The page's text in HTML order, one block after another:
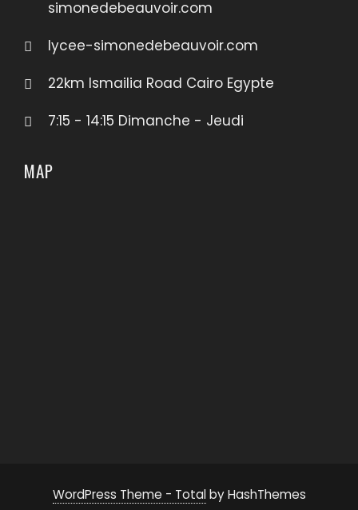
simonedebeauvoir.com
lycee-simonedebeauvoir.com
22km Ismailia Road Cairo Egypte
7:15 - 14:15 Dimanche - Jeudi
MAP
WordPress Theme - Totalby HashThemes